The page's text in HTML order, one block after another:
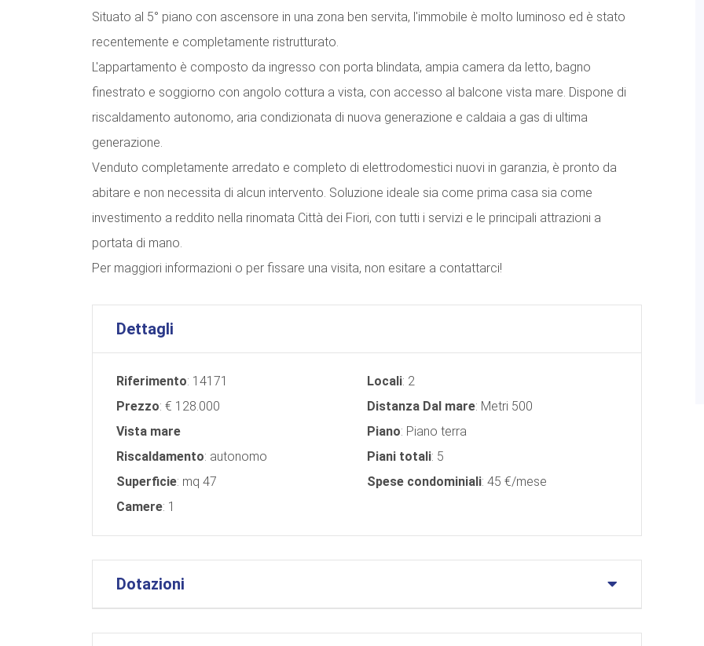
Situato al 5° piano con ascensore in una zona ben servita, l'immobile è molto luminoso ed è stato
recentemente e completamente ristrutturato.
L'appartamento è composto da ingresso con porta blindata, ampia camera da letto, bagno
finestrato e soggiorno con angolo cottura a vista, con accesso al balcone vista mare. Dispone di
riscaldamento autonomo, aria condizionata di nuova generazione e caldaia a gas di ultima
generazione.
Venduto completamente arredato e completo di elettrodomestici nuovi in garanzia, è pronto da
abitare e non necessita di alcun intervento. Soluzione ideale sia come prima casa sia come
investimento a reddito nella rinomata Città dei Fiori, con tutti i servizi e le principali attrazioni a
portata di mano.
Per maggiori informazioni o per fissare una visita, non esitare a contattarci!
Dettagli
Riferimento: 14171
Prezzo: € 128.000
Vista mare
Riscaldamento: autonomo
Superficie: mq 47
Camere: 1
Locali: 2
Distanza Dal mare: Metri 500
Piano: Piano terra
Piani totali: 5
Spese condominiali: 45 €/mese
Dotazioni